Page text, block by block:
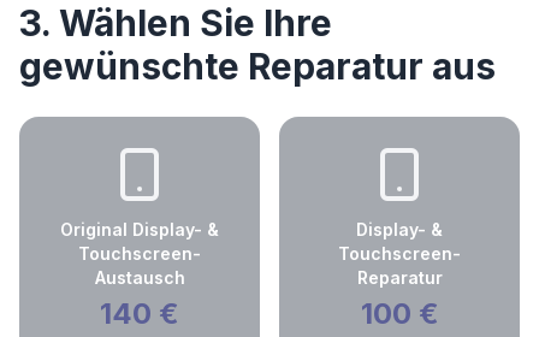
3. Wählen Sie Ihre
gewünschte Reparatur aus
Original Display- &
Touchscreen-
Austausch
140 €
Display- &
Touchscreen-
Reparatur
100 €